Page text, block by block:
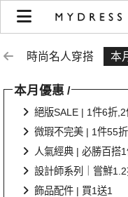
涼夏618大促 | 美麗輕鬆
時尚名人穿搭 本
本月優惠 /
絕版SALE | 1件6折
微瑕不完美 | 1件55
人氣經典 |
設計師系列｜嘗鮮
飾品配件 | 買1送1